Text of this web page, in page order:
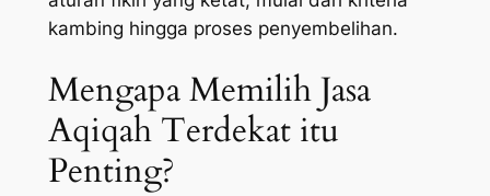
kambing hingga proses penyembelihan.
Mengapa Memilih Jasa
Aqiqah Terdekat itu
Penting?